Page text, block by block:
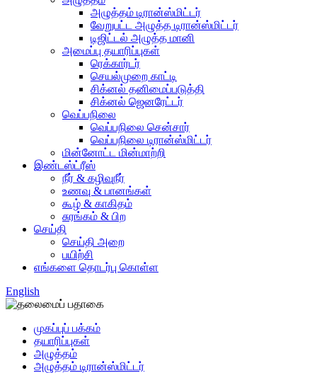
அழுத்தம் டிரான்ஸ்மிட்டர்
வேறுபட்ட அழுத்த டிரான்ஸ்மிட்டர்
டிஜிட்டல் அழுத்த மானி
அமைப்பு தயாரிப்புகள்
ரெக்கார்டர்
செயல்முறை காட்டி
சிக்னல் தனிமைப்படுத்தி
சிக்னல் ஜெனரேட்டர்
வெப்பநிலை
வெப்பநிலை சென்சார்
வெப்பநிலை டிரான்ஸ்மிட்டர்
மின்னோட்ட மின்மாற்றி
இண்டஸ்ட்ரீஸ்
நீர் & கழிவுநீர்
உணவு & பானங்கள்
கூழ் & காகிதம்
சுரங்கம் & பிற
செய்தி
செய்தி அறை
பயிற்சி
எங்களை தொடர்பு கொள்ள
English
முகப்புப் பக்கம்
தயாரிப்புகள்
அழுத்தம்
அழுத்தம் டிரான்ஸ்மிட்டர்